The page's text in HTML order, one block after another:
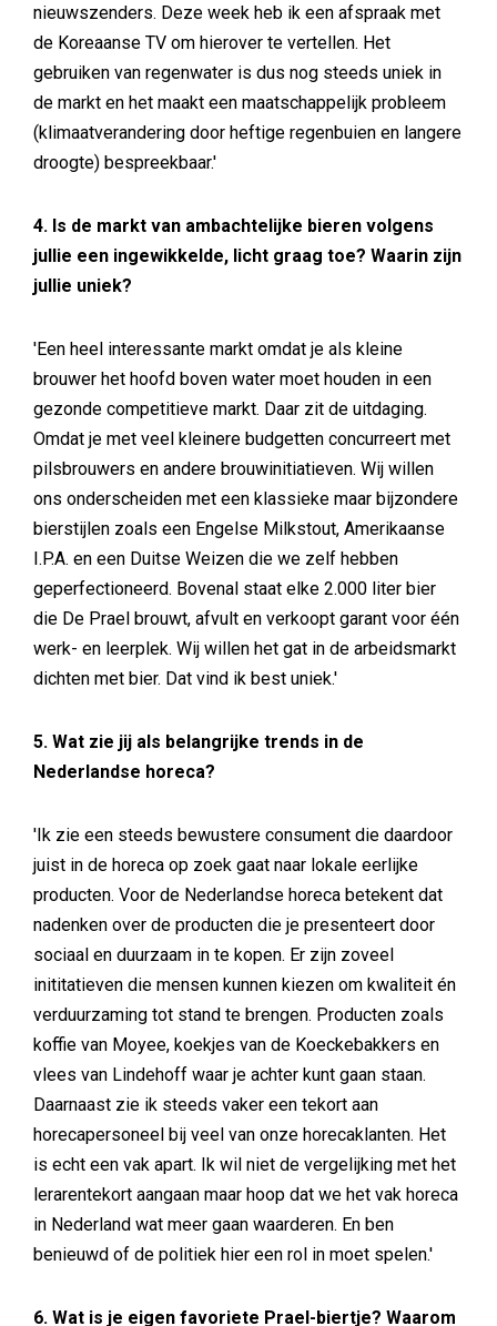
nieuwszenders. Deze week heb ik een afspraak met
de Koreaanse TV om hierover te vertellen. Het
gebruiken van regenwater is dus nog steeds uniek in
de markt en het maakt een maatschappelijk probleem
(klimaatverandering door heftige regenbuien en langere
droogte) bespreekbaar.'
4. Is de markt van ambachtelijke bieren volgens
jullie een ingewikkelde, licht graag toe? Waarin zijn
jullie uniek?
'Een heel interessante markt omdat je als kleine
brouwer het hoofd boven water moet houden in een
gezonde competitieve markt. Daar zit de uitdaging.
Omdat je met veel kleinere budgetten concurreert met
pilsbrouwers en andere brouwinitiatieven. Wij willen
ons onderscheiden met een klassieke maar bijzondere
bierstijlen zoals een Engelse Milkstout, Amerikaanse
I.P.A. en een Duitse Weizen die we zelf hebben
geperfectioneerd. Bovenal staat elke 2.000 liter bier
die De Prael brouwt, afvult en verkoopt garant voor één
werk- en leerplek. Wij willen het gat in de arbeidsmarkt
dichten met bier. Dat vind ik best uniek.'
5. Wat zie jij als belangrijke trends in de
Nederlandse horeca?
'Ik zie een steeds bewustere consument die daardoor
juist in de horeca op zoek gaat naar lokale eerlijke
producten. Voor de Nederlandse horeca betekent dat
nadenken over de producten die je presenteert door
sociaal en duurzaam in te kopen. Er zijn zoveel
inititatieven die mensen kunnen kiezen om kwaliteit én
verduurzaming tot stand te brengen. Producten zoals
koffie van Moyee, koekjes van de Koeckebakkers en
vlees van Lindehoff waar je achter kunt gaan staan.
Daarnaast zie ik steeds vaker een tekort aan
horecapersoneel bij veel van onze horecaklanten. Het
is echt een vak apart. Ik wil niet de vergelijking met het
lerarentekort aangaan maar hoop dat we het vak horeca
in Nederland wat meer gaan waarderen. En ben
benieuwd of de politiek hier een rol in moet spelen.'
6. Wat is je eigen favoriete Prael-biertje? Waarom